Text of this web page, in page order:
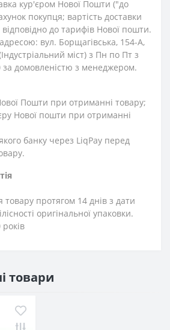
кур'єром Нової Пошти ("до
покупця; вартість доставки
до тарифів Нової пошти.
вул. Борщагівська, 154-А,
міст) з Пн по Пт з
за домовленістю з менеджером.
Пошти при отриманні товару;
Нової пошти при отриманні
банку через LiqPay перед
протягом 14 днів з дати
оригінальної упаковки.
товари